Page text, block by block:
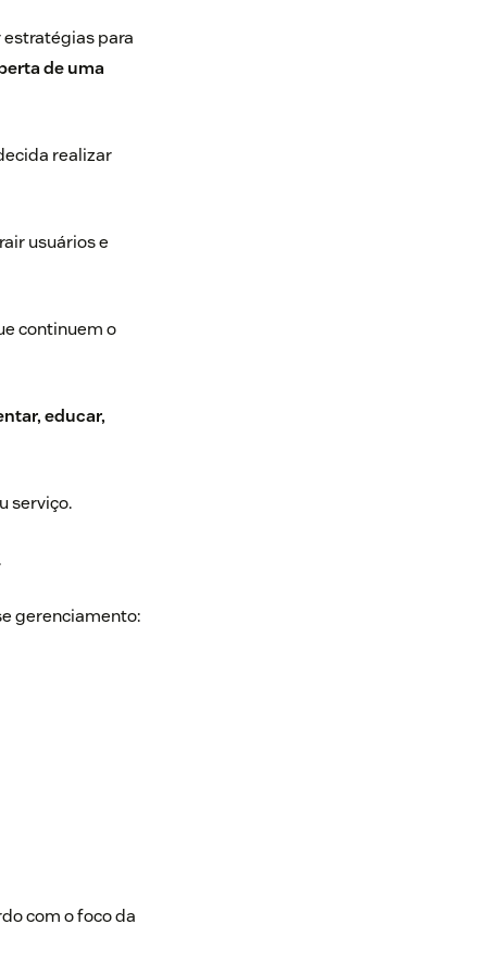
estratégias para
de uma
realizar
usuários e
continuem o
educar,
serviço.
gerenciamento:
com o foco da